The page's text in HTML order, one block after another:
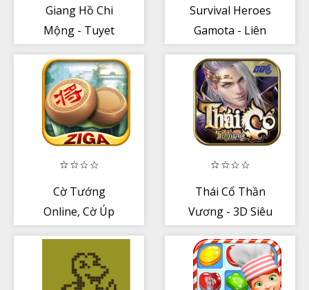
Giang Hồ Chi
Mộng - Tuyet
Survival Heroes
Gamota - Liên
Cờ Tướng
Online, Cờ Úp
Thái Cổ Thần
Vương - 3D Siêu
Bay Lượn